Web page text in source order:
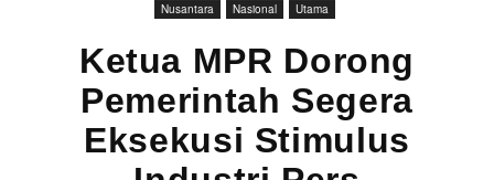
Nusantara Nasional Utama
Ketua MPR Dorong
Pemerintah Segera
Eksekusi Stimulus